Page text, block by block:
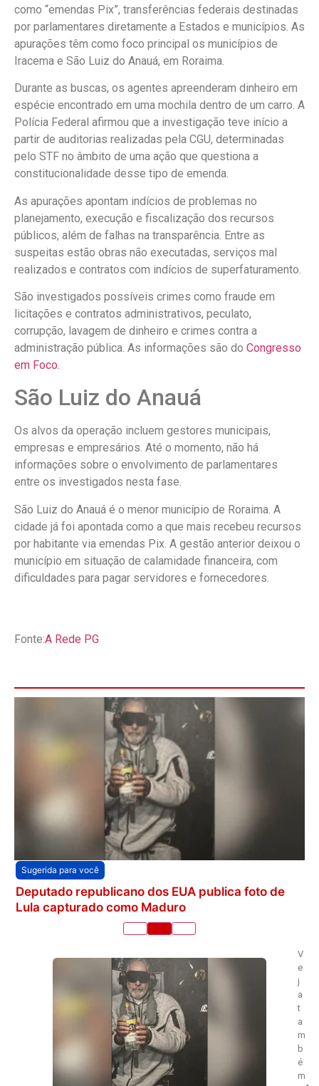
como “emendas Pix”, transferências federais destinadas
por parlamentares diretamente a Estados e municípios. As
apurações têm como foco principal os municípios de
Iracema e São Luiz do Anauá, em Roraima.
Durante as buscas, os agentes apreenderam dinheiro em
espécie encontrado em uma mochila dentro de um carro. A
Polícia Federal afirmou que a investigação teve início a
partir de auditorias realizadas pela CGU, determinadas
pelo STF no âmbito de uma ação que questiona a
constitucionalidade desse tipo de emenda.
As apurações apontam indícios de problemas no
planejamento, execução e fiscalização dos recursos
públicos, além de falhas na transparência. Entre as
suspeitas estão obras não executadas, serviços mal
realizados e contratos com indícios de superfaturamento.
São investigados possíveis crimes como fraude em
licitações e contratos administrativos, peculato,
corrupção, lavagem de dinheiro e crimes contra a
administração pública. As informações são do Congresso
em Foco.
São Luiz do Anauá
Os alvos da operação incluem gestores municipais,
empresas e empresários. Até o momento, não há
informações sobre o envolvimento de parlamentares
entre os investigados nesta fase.
São Luiz do Anauá é o menor município de Roraima. A
cidade já foi apontada como a que mais recebeu recursos
por habitante via emendas Pix. A gestão anterior deixou o
município em situação de calamidade financeira, com
dificuldades para pagar servidores e fornecedores.
Fonte:A Rede PG
Sugerida para você
Deputado republicano dos EUA publica foto de
Lula capturado como Maduro
V
e
j
a
t
a
m
b
é
m